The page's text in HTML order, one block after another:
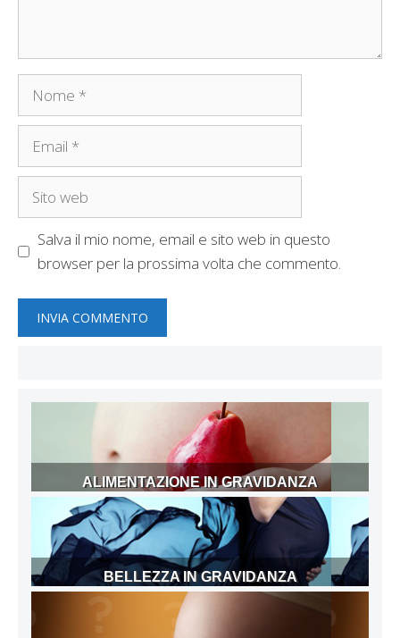
Nome
Email
Sito
Salva il mio nome, email e sito web in questo
browser per la prossima volta che commento.
ALIMENTAZIONE IN GRAVIDANZA
BELLEZZA IN GRAVIDANZA